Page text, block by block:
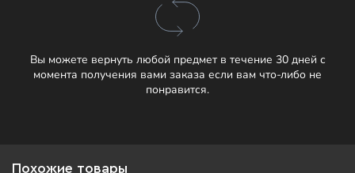
Вы можете вернуть любой предмет в течение 30 дней с
момента получения вами заказа если вам что-либо не
понравится.
Похожие товары